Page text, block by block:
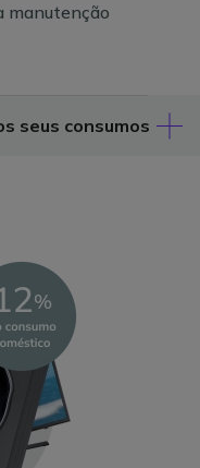
manutenção
seus consumos